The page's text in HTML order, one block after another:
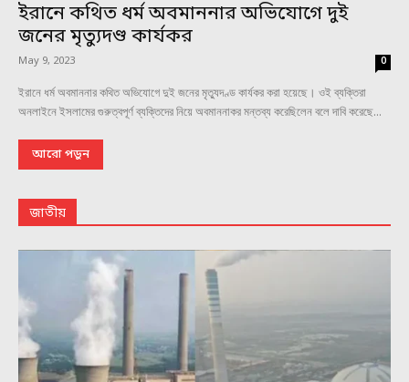
ইরানে কথিত ধর্ম অবমাননার অভিযোগে দুই
জনের মৃত্যুদণ্ড কার্যকর
May 9, 2023 0
ইরানে ধর্ম অবমাননার কথিত অভিযোগে দুই জনের মৃত্যুদণ্ড কার্যকর করা হয়েছে। ওই ব্যক্তিরা
অনলাইনে ইসলামের গুরুত্বপূর্ণ ব্যক্তিদের নিয়ে অবমাননাকর মন্তব্য করেছিলেন বলে দাবি করেছে...
আরো পড়ুন
জাতীয়